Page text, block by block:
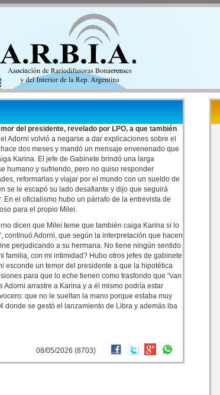
del presidente, revelado por LPO, a que también
Adorni volvió a negarse a dar explicaciones sobre el
dos meses y mandó un mensaje envenenado que
Karina. El jefe de Gabinete brindó una larga
humano y sufriendo, pero no quiso responder
reformarlas y viajar por el mundo con un sueldo de
se le escapó su lado desafiante y dijo que seguirá
el oficialismo hubo un párrafo de la entrevista de
para el propio Milei.
dicen que Milei teme que también caiga Karina si lo
Adorni, que según la interpretación que hacen
perjudicando a su hermana. No tiene ningún sentido
familia, con mi intimidad? Hubo otros jefes de gabinete
esconde un temor del presidente a que la hipotética
para que lo eche tienen como trasfondo que "van
arrastre a Karina y a él mismo podría estar
que no le sueltan la mano porque estaba muy
donde se gestó el lanzamiento de Libra y además iba
08/05/2026 (8703)